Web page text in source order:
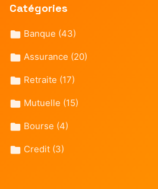
Catégories
Banque (43)
Assurance (20)
Retraite (17)
Mutuelle (15)
Bourse (4)
Credit (3)